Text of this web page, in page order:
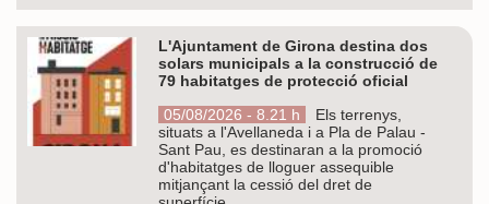
L'Ajuntament de Girona destina dos
solars municipals a la construcció de
79 habitatges de protecció oficial
05/08/2026 - 8.21 h
Els terrenys,
situats a l'Avellaneda i a Pla de Palau -
Sant Pau, es destinaran a la promoció
d'habitatges de lloguer assequible
mitjançant la cessió del dret de